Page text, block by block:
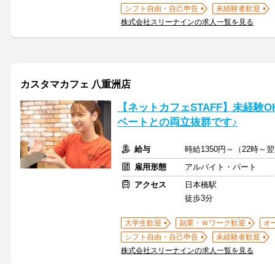
シフト自由・自己申告
未経験者歓迎
株式会社スリーナインの求人一覧を見る
カスタマカフェ 八重洲店
【ネットカフェSTAFF】未経
ベートとの両立抜群です♪
給与
時給1350円～（22時～
雇用形態
アルバイト・パート
アクセス
日本橋駅
徒歩3分
大学生歓迎 副業・Ｗワーク歓迎
オ
シフト自由・自己申告
未経験者歓迎
株式会社スリーナインの求人一覧を見る